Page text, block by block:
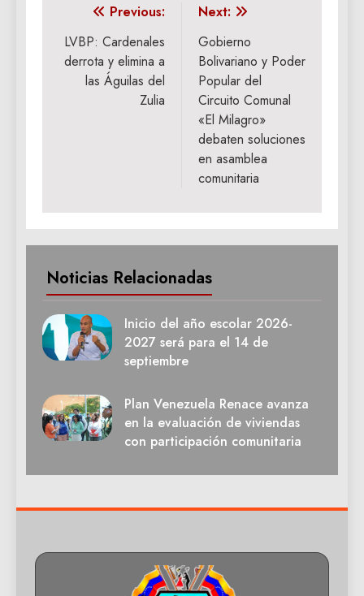
Navegación
de
entradas
Previous:
LVBP: Cardenales
derrota y elimina a
las Águilas del
Zulia
Next:
Gobierno
Bolivariano y Poder
Popular del
Circuito Comunal
«El Milagro»
debaten soluciones
en asamblea
comunitaria
Noticias Relacionadas
Inicio del año escolar 2026-
2027 será para el 14 de
septiembre
Plan Venezuela Renace avanza
en la evaluación de viviendas
con participación comunitaria